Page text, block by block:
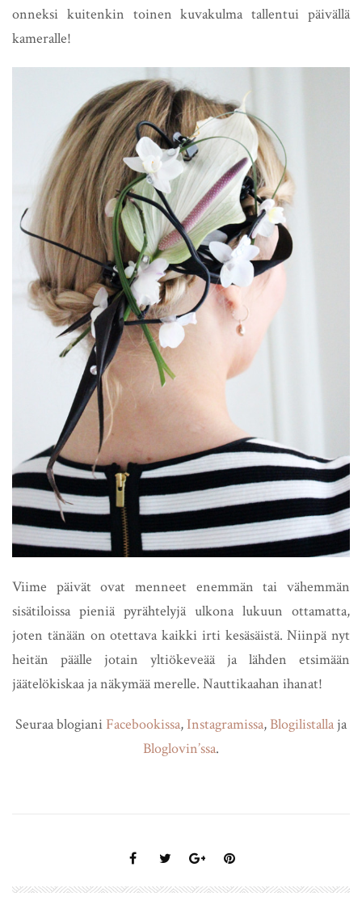
onneksi kuitenkin toinen kuvakulma tallentui päivällä
kameralle!
Viime päivät ovat menneet enemmän tai vähemmän
sisätiloissa pieniä pyrähtelyjä ulkona lukuun ottamatta,
joten tänään on otettava kaikki irti kesäsäistä. Niinpä nyt
heitän päälle jotain yltiökeveää ja lähden etsimään
jäätelökiskaa ja näkymää merelle. Nauttikaahan ihanat!
Seuraa blogiani Facebookissa, Instagramissa,Blogilistalla ja
Bloglovin’ssa.